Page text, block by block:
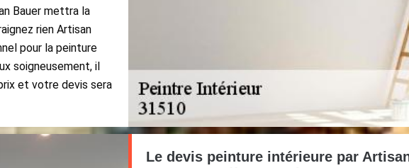
Bauer mettra la
rien Artisan
pour la peinture
soigneusement, il
et votre devis sera
Le devis peinture intérieure par